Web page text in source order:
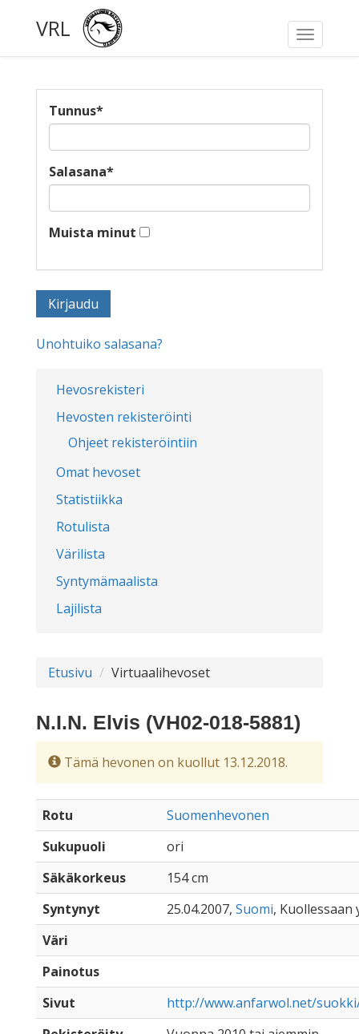
Toggle
VRL
Hevosrekisteri
Hevosten rekisteröinti
Ohjeet rekisteröintiin
Omat hevoset
Statistiikka
Rotulista
Värilista
Syntymämaalista
Lajilista
Tunnus*
Salasana*
Muista minut
Unohtuiko salasana?
Etusivu Virtuaalihevoset
N.I.N. Elvis (VH02-018-5881)
Tämä hevonen on kuollut 13.12.2018.
Rotu
Suomenhevonen
Sukupuoli
ori
Säkäkorkeus
154 cm
Syntynyt
25.04.2007, Suomi, Kuollessaan
Väri
Painotus
Sivut
http://www.anfarwol.net/